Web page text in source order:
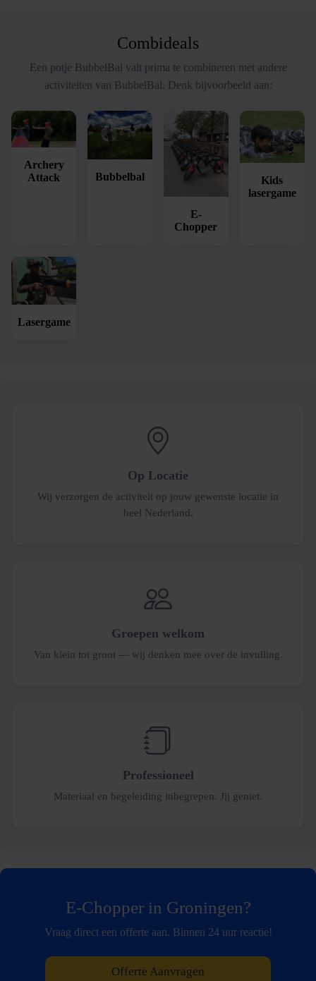
Combideals
Een potje BubbelBal valt prima te combineren met andere
activiteiten van BubbelBal. Denk bijvoorbeeld aan:
Archery
Attack
Bubbelbal
E-
Chopper
Kids
lasergame
Lasergame
Op Locatie
Wij verzorgen de activiteit op jouw gewenste locatie in
heel Nederland.
Groepen welkom
Van klein tot groot — wij denken mee over de invulling.
Professioneel
Materiaal en begeleiding inbegrepen. Jij geniet.
E-Chopper in Groningen?
Vraag direct een offerte aan. Binnen 24 uur reactie!
Offerte Aanvragen